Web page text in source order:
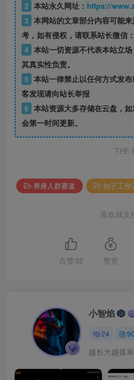
2 本站永久网址： https://
3 本网站的文章部分内容可能
考，如有侵权，请联系站长微信
4 本站一切资源不代表本站立
其真实性负责。
5 本站一律禁止以任何方式发
客发现请向站长举报
6 本站资源大多存储在云盘，
会第一时间更新。
THE
养身人群赛道 扣子工作
喜欢就支
点赞 32 赞赏
小智焰
24
越长大越孤